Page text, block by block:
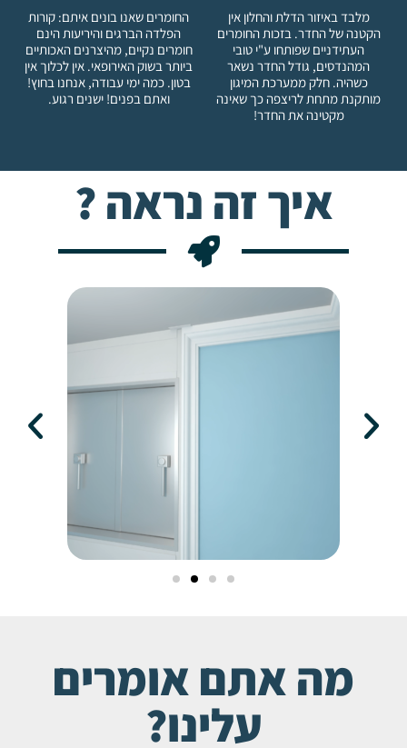
מלבד באיזור הדלת והחלון אין
הקטנה של החדר. בזכות החומרים
העתידניים שפותחו ע"י טובי
המהנדסים, גודל החדר נשאר
כשהיה. חלק ממערכת המיגון
מותקנת מתחת לריצפה כך שאינה
מקטינה את החדר!
החומרים שאנו בונים איתם: קורות
הפלדה הברגים והיריעות הינם
חומרים נקיים, מהיצרנים האכותיים
ביותר בשוק האירופאי. אין לכלוך אין
בטון. כמה ימי עבודה, אנחנו בחוץ!
ואתם בפנים! ישנים רגוע.
איך זה נראה ?
מה אתם אומרים
עלינו?